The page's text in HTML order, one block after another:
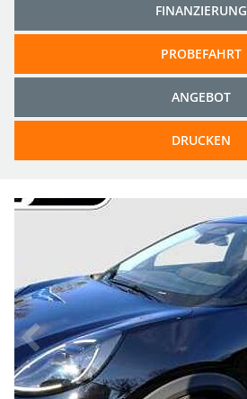
FINANZIERUNG
PROBEFAHRT
ANGEBOT
DRUCKEN